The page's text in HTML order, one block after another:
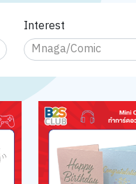
Interest